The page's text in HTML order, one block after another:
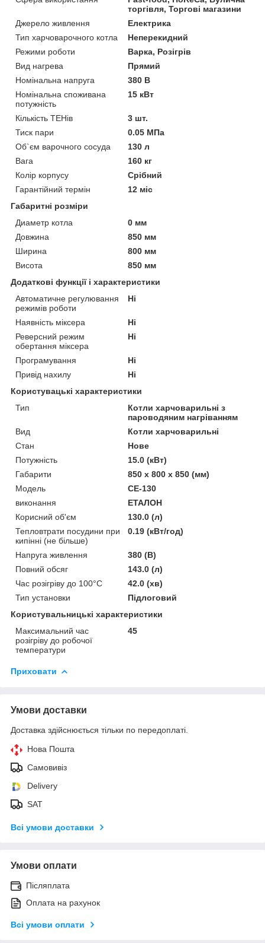
торгівля, Торгові магазини
Джерело живлення
Електрика
Тип харчоварочного котла
Неперекидний
Режими роботи
Варка, Розігрів
Вид нагрева
Прямий
Номінальна напруга
380 В
Номінальна споживана
потужність
15 кВт
Кількість ТЕНів
3 шт.
Тиск пари
0.05 МПа
Об`єм варочного сосуда
130 л
Вага
160 кг
Колір корпусу
Срібний
Гарантійний термін
12 міс
Габаритні розміри
Диаметр котла
0 мм
Довжина
850 мм
Ширина
800 мм
Висота
850 мм
Додаткові функції і характеристики
Автоматичне регулювання
режимів роботи
Ні
Наявність міксера
Ні
Реверсний режим
обертання міксера
Ні
Програмування
Ні
Привід нахилу
Ні
Користувацькi характеристики
Тип
Котли харчоварильні з
пароводяним нагріванням
Вид
Котли харчоварильні
Стан
Нове
Потужність
15.0 (кВт)
Габарити
850 х 800 х 850 (мм)
Модель
СЕ-130
виконання
ЕТАЛОН
Корисний об'єм
130.0 (л)
Тепловтрати посудини при
кипінні (не більше)
0.19 (кВт/год)
Напруга живлення
380 (В)
Повний обсяг
143.0 (л)
Час розігріву до 100°С
42.0 (хв)
Тип установки
Підлоговий
Користувальницькі характеристики
Максимальний час
розігріву до робочої
температури
45
Приховати
Умови доставки
Доставка здійснюється тільки по передоплаті.
Нова Пошта
Самовивіз
Delivery
SAT
Всі умови доставки
Умови оплати
Післяплата
Оплата на рахунок
Всі умови оплати